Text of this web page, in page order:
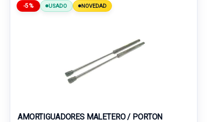
-5% USADO NOVEDAD
AMORTIGUADORES MALETERO / PORTON